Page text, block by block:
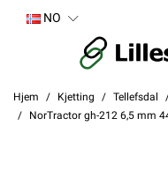
NO
Hjem Kjetting Tellefsdal
NorTractor gh-212 6,5 mm